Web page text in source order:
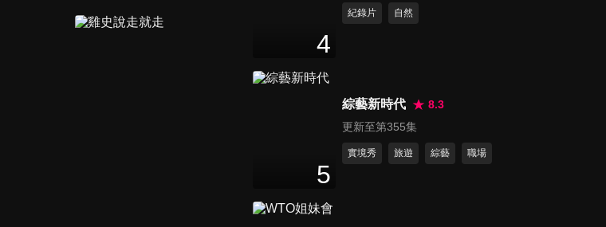
4
紀錄片 自然
5
綜藝新時代
8.3
更新至第355集
實境秀 旅遊 綜藝 職場